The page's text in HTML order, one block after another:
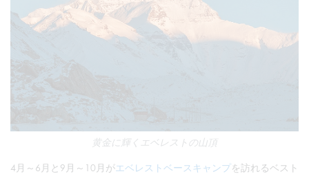
黄金に輝くエベレストの山頂
4月～6月と9月～10月がエベレストベースキャンプを訪れるベスト